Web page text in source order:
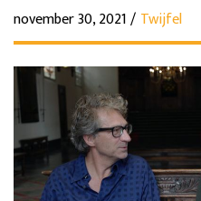
november 30, 2021 / Twijfel